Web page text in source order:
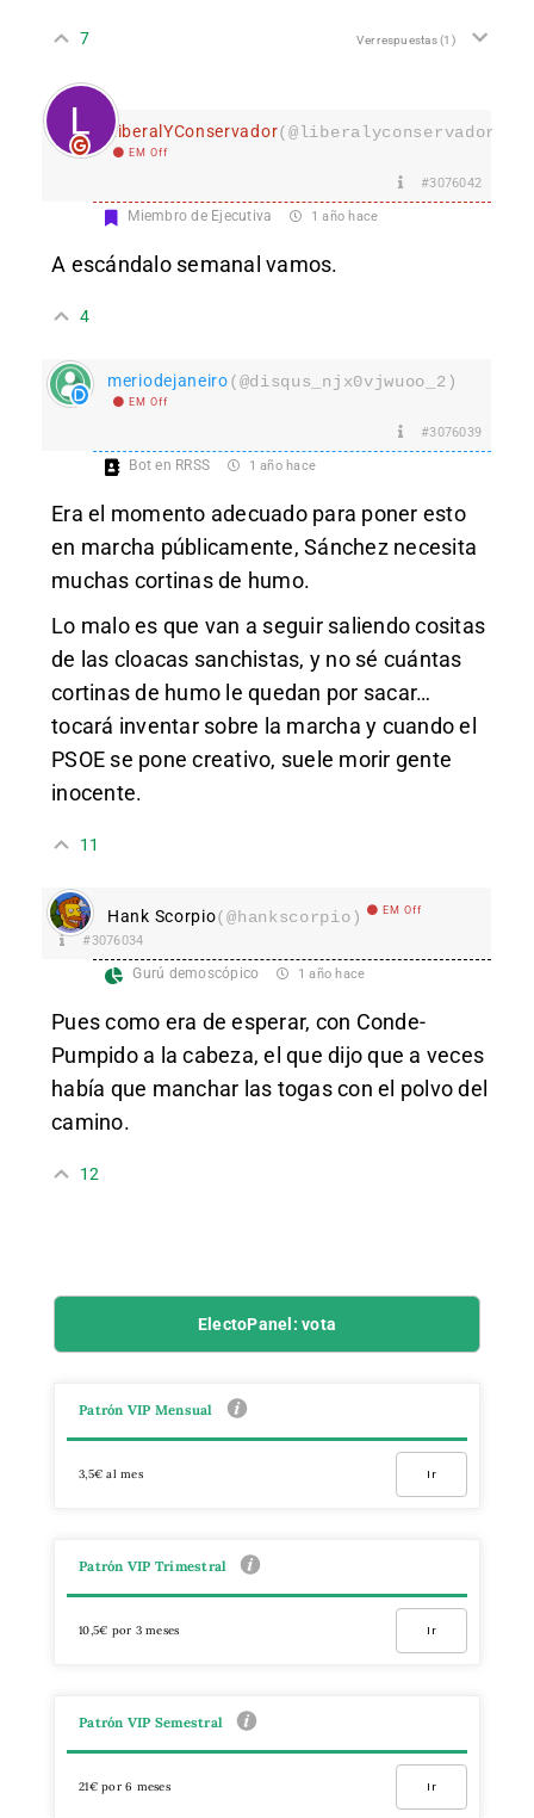
7 Ver respuestas(1)
LiberalYConservador
EM Off
#3076042
Miembro de Ejecutiva 1 año hace
A escándalo semanal vamos.
4
meriodejaneiro(@disqus_njx0vjwuoo_2)
EM Off
#3076039
Bot en RRSS 1 año hace
Era el momento adecuado para poner esto
en marcha públicamente, Sánchez necesita
muchas cortinas de humo.
Lo malo es que van a seguir saliendo cositas
de las cloacas sanchistas, y no sé cuántas
cortinas de humo le quedan por sacar…
tocará inventar sobre la marcha y cuando el
PSOE se pone creativo, suele morir gente
inocente.
11
Hank Scorpio(@hankscorpio) EM Off
#3076034
Gurú demoscópico 1 año hace
Pues como era de esperar, con Conde-
Pumpido a la cabeza, el que dijo que a veces
había que manchar las togas con el polvo del
camino.
12
ElectoPanel: vota
Patrón VIP Mensual
3,5€ al mes Ir
Patrón VIP Trimestral
10,5€ por 3 meses Ir
Patrón VIP Semestral
21€ por 6 meses Ir